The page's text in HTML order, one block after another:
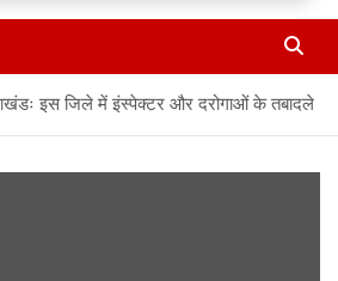
(कॉर्बेट हलचल)
इस जिले में इंस्पेक्टर और दरोगाओं के तबादले